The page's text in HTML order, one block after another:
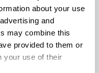
about your use
and
may combine this
provided to them or
your use of their
Madrid, se
mesas